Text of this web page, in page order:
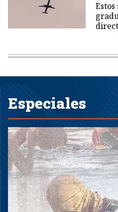
Estos
Especiales